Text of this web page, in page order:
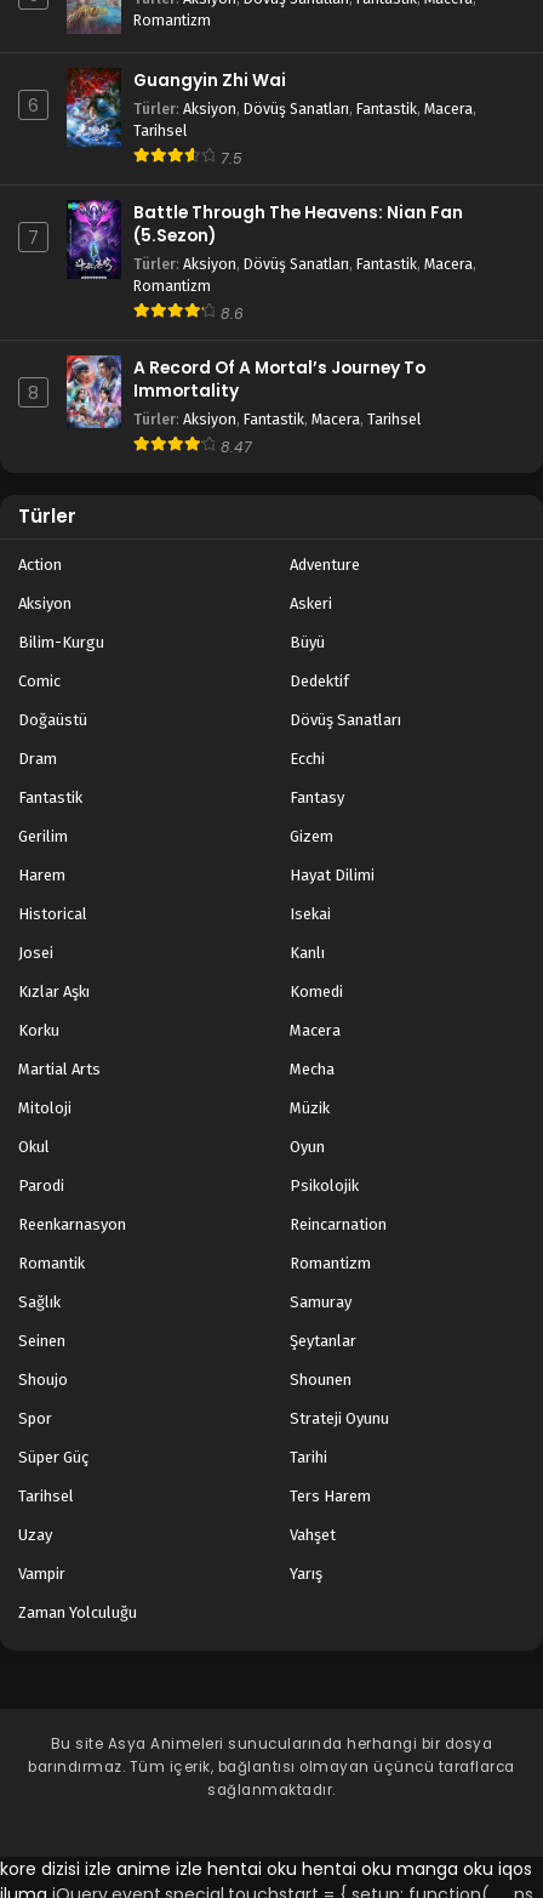
Romantizm
6
Guangyin Zhi Wai
Türler: Aksiyon, Dövüş Sanatları, Fantastik, Macera,
Tarihsel
7.5
7
Battle Through The Heavens: Nian Fan
(5.Sezon)
Türler: Aksiyon, Dövüş Sanatları, Fantastik, Macera,
Romantizm
8.6
8
A Record Of A Mortal’s Journey To
Immortality
Türler: Aksiyon, Fantastik, Macera, Tarihsel
8.47
Türler
Action Adventure
Aksiyon Askeri
Bilim-Kurgu Büyü
Comic Dedektif
Doğaüstü Dövüş Sanatları
Dram Ecchi
Fantastik Fantasy
Gerilim Gizem
Harem Hayat Dilimi
Historical Isekai
Josei Kanlı
Kızlar Aşkı Komedi
Korku Macera
Martial Arts Mecha
Mitoloji Müzik
Okul Oyun
Parodi Psikolojik
Reenkarnasyon Reincarnation
Romantik Romantizm
Sağlık Samuray
Seinen Şeytanlar
Shoujo Shounen
Spor Strateji Oyunu
Süper Güç Tarihi
Tarihsel Ters Harem
Uzay Vahşet
Vampir Yarış
Zaman Yolculuğu
Bu site Asya Animeleri sunucularında herhangi bir dosya
barındırmaz. Tüm içerik, bağlantısı olmayan üçüncü taraflarca
sağlanmaktadır.
kore dizisi izle anime izle hentai oku hentai oku manga oku iqos